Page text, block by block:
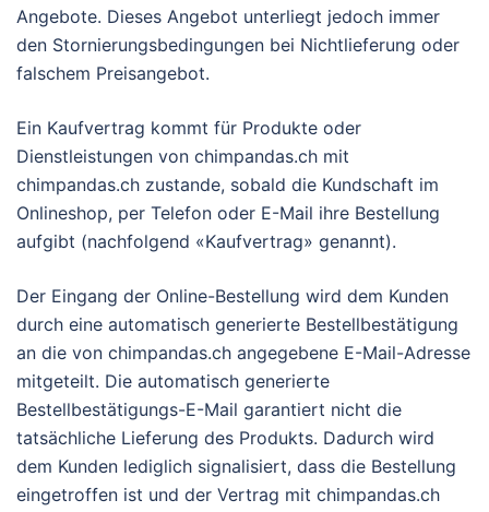
Angebote. Dieses Angebot unterliegt jedoch immer
den Stornierungsbedingungen bei Nichtlieferung oder
falschem Preisangebot.
Ein Kaufvertrag kommt für Produkte oder
Dienstleistungen von chimpandas.ch mit
chimpandas.ch zustande, sobald die Kundschaft im
Onlineshop, per Telefon oder E-Mail ihre Bestellung
aufgibt (nachfolgend «Kaufvertrag» genannt).
Der Eingang der Online-Bestellung wird dem Kunden
durch eine automatisch generierte Bestellbestätigung
an die von chimpandas.ch angegebene E-Mail-Adresse
mitgeteilt. Die automatisch generierte
Bestellbestätigungs-E-Mail garantiert nicht die
tatsächliche Lieferung des Produkts. Dadurch wird
dem Kunden lediglich signalisiert, dass die Bestellung
eingetroffen ist und der Vertrag mit chimpandas.ch